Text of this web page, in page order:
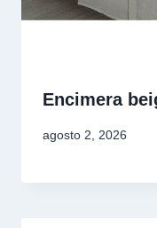
Encimera
agosto 2, 2026